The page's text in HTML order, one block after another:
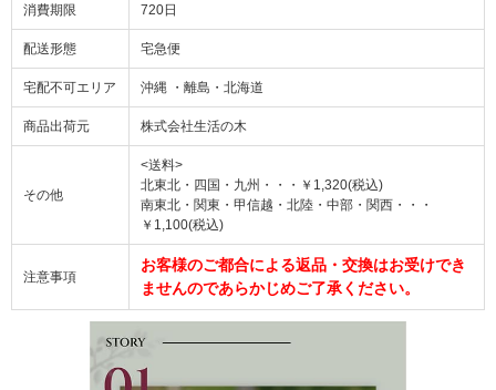
消費期限 720日
配送形態 宅急便
宅配不可エリア 沖縄 ・離島・北海道
商品出荷元 株式会社生活の木
その他
<送料>
北東北・四国・九州・・・￥1,320(税込)
南東北・関東・甲信越・北陸・中部・関西・・・
￥1,100(税込)
注意事項
お客様のご都合による返品・交換はお受けでき
ませんのであらかじめご了承ください。